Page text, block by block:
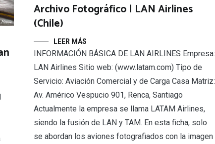
Archivo Fotográfico | LAN Airlines
(Chile)
LEER MÁS
INFORMACIÓN BÁSICA DE LAN AIRLINES Empresa:
LAN Airlines Sitio web: (www.latam.com) Tipo de
Servicio: Aviación Comercial y de Carga Casa Matriz:
Av. Américo Vespucio 901, Renca, Santiago
Actualmente la empresa se llama LATAM Airlines,
siendo la fusión de LAN y TAM. En esta ficha, solo
se abordan los aviones fotografiados con la imagen